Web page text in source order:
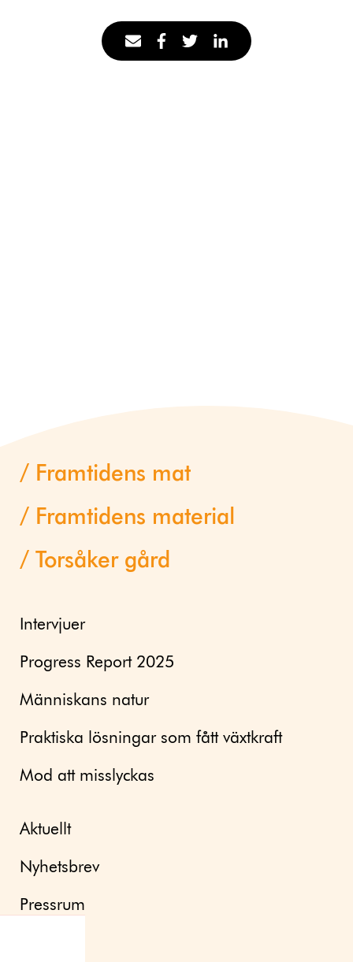
Framtidens mat
Framtidens material
Torsåker gård
Intervjuer
Progress Report 2025
Människans natur
Praktiska lösningar som fått växtkraft
Mod att misslyckas
Aktuellt
Nyhetsbrev
Pressrum